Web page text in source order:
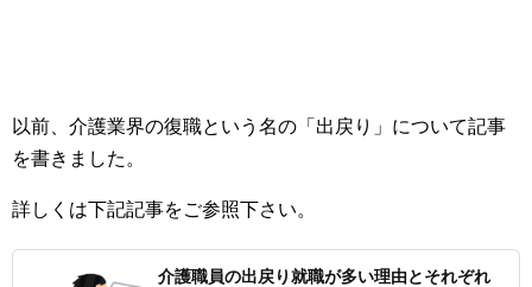
以前、介護業界の復職という名の「出戻り」について記事
を書きました。
詳しくは下記記事をご参照下さい。
介護職員の出戻り就職が多い理由とそれぞれ